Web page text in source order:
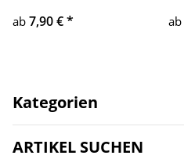
ab 7,90 €*
ab
Kategorien
ARTIKEL SUCHEN